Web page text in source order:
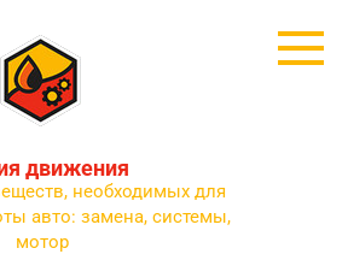
движения
необходимых для
авто: замена, системы,
мотор